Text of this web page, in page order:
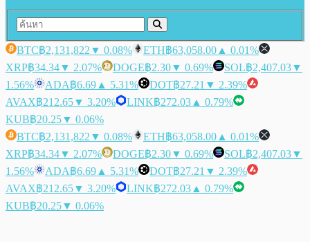
BTC฿2,131,822 ▼ 0.08% ETH฿63,058.00 ▲ 0.01%
XRP฿34.34▼ 2.07% DOGE฿2.30▼ 0.69% SOL฿2,407.03▼
1.56%
ADA฿6.69 ▲ 5.31% DOT฿27.21 ▼ 2.39%
AVAX฿212.65▼ 3.20% LINK฿272.03 ▲ 0.79%
KUB฿20.25▼ 0.06%
BTC฿2,131,822 ▼ 0.08% ETH฿63,058.00 ▲ 0.01%
XRP฿34.34▼ 2.07% DOGE฿2.30▼ 0.69% SOL฿2,407.03▼
1.56%
ADA฿6.69 ▲ 5.31% DOT฿27.21 ▼ 2.39%
AVAX฿212.65▼ 3.20% LINK฿272.03 ▲ 0.79%
KUB฿20.25▼ 0.06%